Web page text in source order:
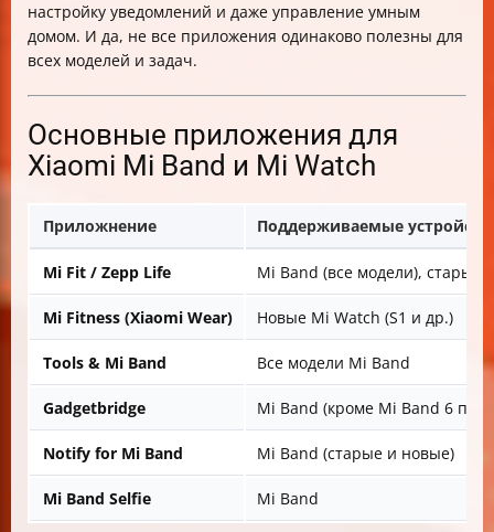
настройку уведомлений и даже управление умным
домом. И да, не все приложения одинаково полезны для
всех моделей и задач.
Основные приложения для
Xiaomi Mi Band и Mi Watch
Приложнение Поддерживаемые
Mi Fit / Zepp Life Mi Band (все модели), старые
Mi Fitness (Xiaomi Wear) Новые Mi Watch (S1 и др.)
Tools & Mi Band Все модели Mi Band
Gadgetbridge Mi Band (кроме Mi Band 6
Notify for Mi Band Mi Band (старые и новые)
Mi Band Selfie Mi Band